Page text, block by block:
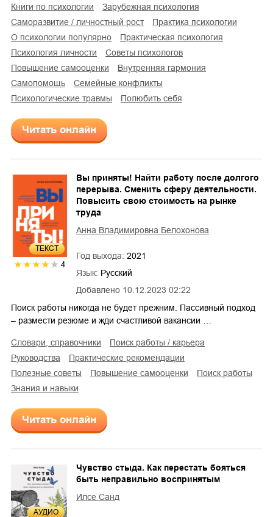
книги по психологии
зарубежная психология
саморазвитие / личностный рост
практика психологии
о психологии популярно
практическая психология
психология личности
советы психологов
повышение самооценки
внутренняя гармония
самопомощь
семейные конфликты
психологические травмы
Полюбить себя
Читать онлайн
ТЕКСТ
4
Добавлено 10.12.2023 02:22
Вы приняты! Найти работу после долгого
перерыва. Сменить сферу деятельности.
Повысить свою стоимость на рынке
труда
Анна Владимировна Белохонова
Год выхода: 2021
Язык: Русский
Поиск работы никогда не будет прежним. Пассивный подход
– размести резюме и жди счастливой вакансии …
словари, справочники
поиск работы / карьера
руководства
практические рекомендации
полезные советы
повышение самооценки
поиск работы
знания и навыки
Читать онлайн
AУДИО
Чувство стыда. Как перестать бояться
быть неправильно воспринятым
Илсе Санд